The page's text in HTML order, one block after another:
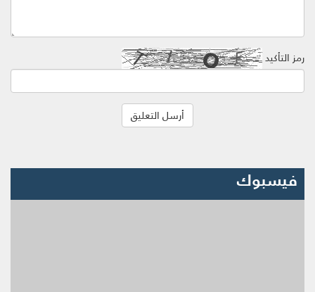
رمز التأكيد
فيسبوك